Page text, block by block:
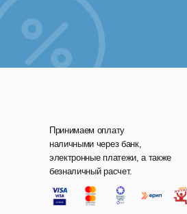
Принимаем оплату
наличными через банк,
электронные платежи, а также
безналичный расчет.